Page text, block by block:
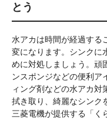
とう
水アカは時間が経過する
変になります。シンクに
めに対処しましょう。頑
ンスポンジなどの便利ア
ィング剤などの水アカ対
拭き取り、綺麗なシンク
三菱電機が提供する「く